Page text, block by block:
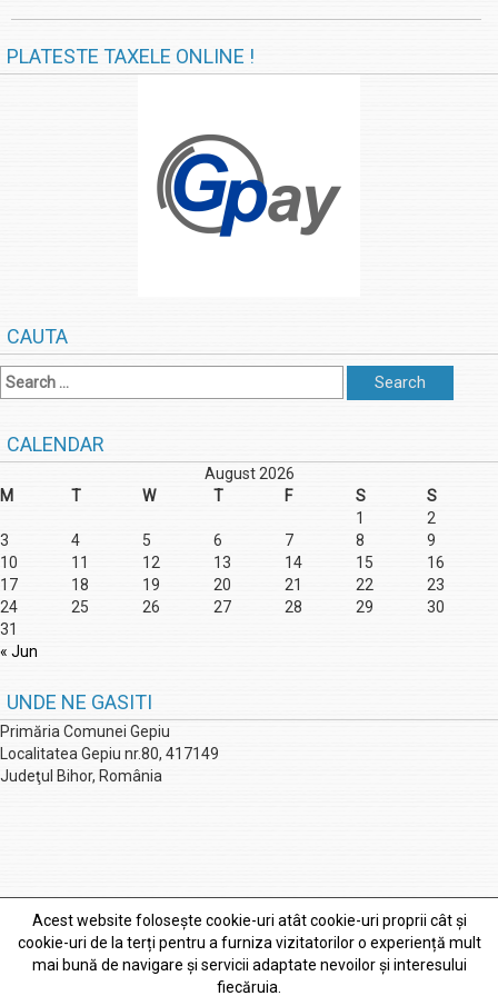
PLATESTE TAXELE ONLINE !
CAUTA
CALENDAR
August 2026
M
T W T F S
S
1
2
3
4 5 6 7 8
9
10
11 12 13 14 15
16
17
18 19 20 21 22
23
24
25 26 27 28 29
30
31
« Jun
UNDE NE GASITI
Primăria Comunei Gepiu
Localitatea Gepiu nr.80, 417149
Judeţul Bihor, România
Acest website folosește cookie-uri atât cookie-uri proprii cât și
cookie-uri de la terți pentru a furniza vizitatorilor o experiență mult
mai bună de navigare și servicii adaptate nevoilor și interesului
fiecăruia.